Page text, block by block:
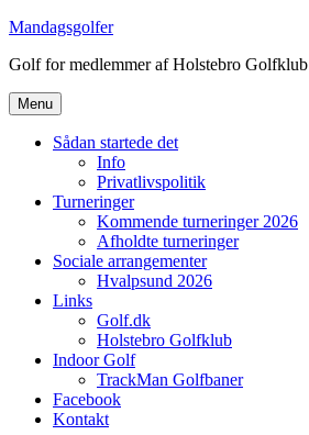
Videre
indhold
Mandagsgolfer
Golf for medlemmer af Holstebro Golfklub
Menu
Sådan startede det
Info
Privatlivspolitik
Turneringer
Kommende turneringer 2026
Afholdte turneringer
Sociale arrangementer
Hvalpsund 2026
Links
Golf.dk
Holstebro Golfklub
Indoor Golf
TrackMan Golfbaner
Facebook
Kontakt